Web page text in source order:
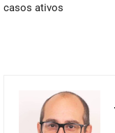
casos ativos